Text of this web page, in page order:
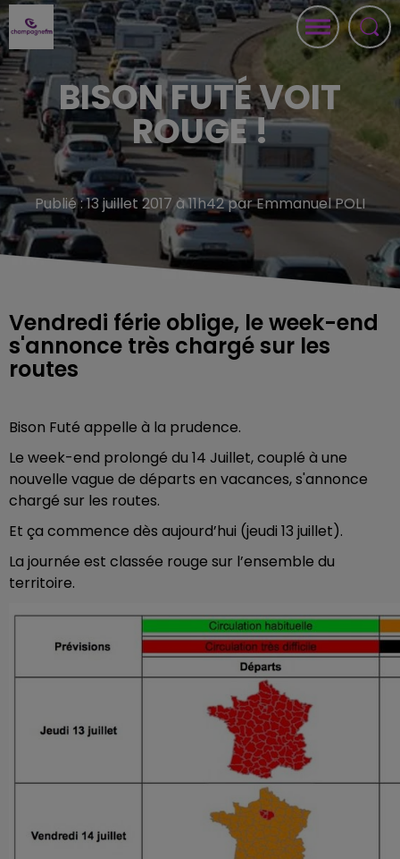
BISON FUTÉ VOIT
ROUGE !
Publié : 13 juillet 2017 à 11h42 par Emmanuel POLI
Vendredi férie oblige, le week-end
s'annonce très chargé sur les
routes
Bison Futé appelle à la prudence.
Le week-end prolongé du 14 Juillet, couplé à une
nouvelle vague de départs en vacances, s'annonce
chargé sur les routes.
Et ça commence dès aujourd’hui (jeudi 13 juillet).
La journée est classée rouge sur l’ensemble du
territoire.